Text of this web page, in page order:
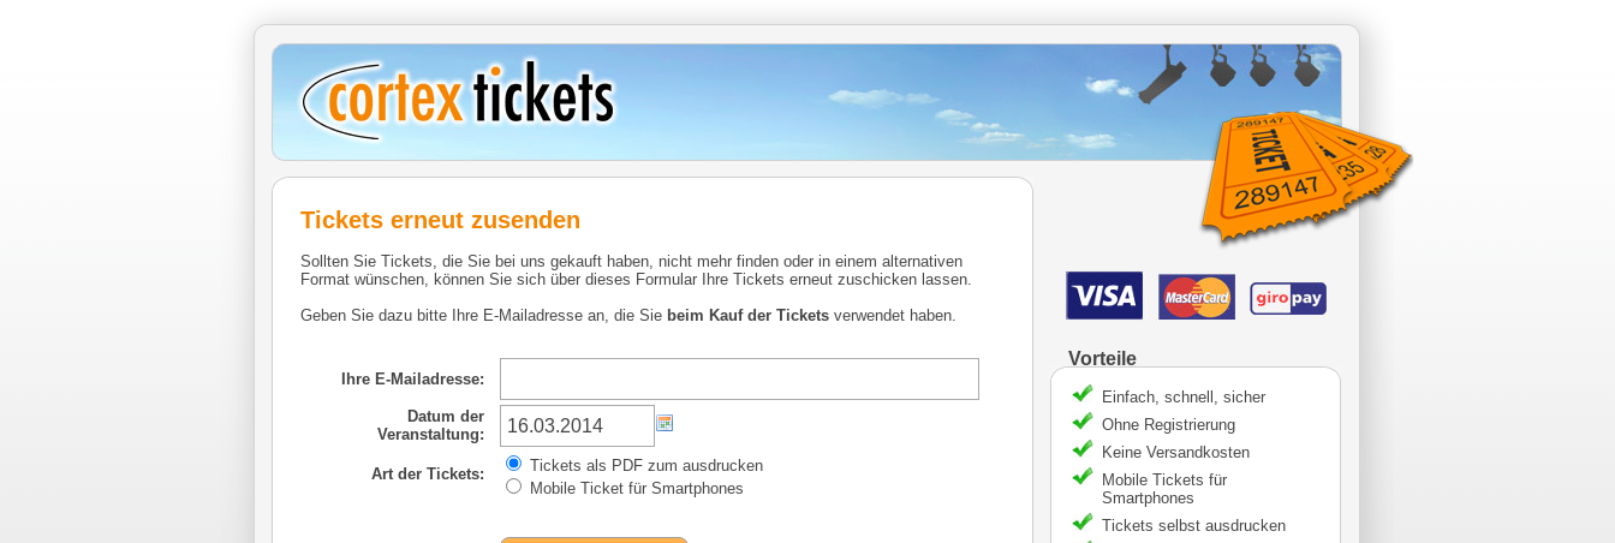
Tickets erneut zusenden
Sollten Sie Tickets, die Sie bei uns gekauft haben, nicht mehr finden oder in einem alternativen
Format wünschen, können Sie sich über dieses Formular Ihre Tickets erneut zuschicken lassen.
Geben Sie dazu bitte Ihre E-Mailadresse an, die Sie beim Kauf der Tickets verwendet haben.
Ihre E-Mailadresse:
Datum der
Veranstaltung:
Art der Tickets:
Tickets als PDF zum ausdrucken
Mobile Ticket für Smartphones
Vorteile
Einfach, schnell, sicher
Ohne Registrierung
Keine Versandkosten
Mobile Tickets für
Smartphones
Tickets selbst ausdrucken